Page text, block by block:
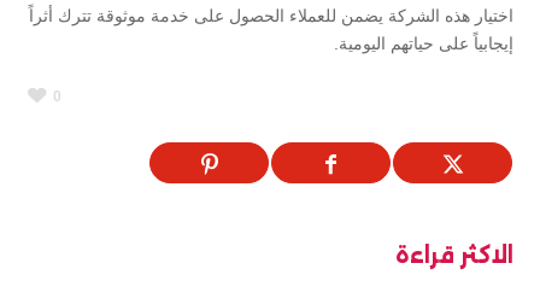
اختيار هذه الشركة يضمن للعملاء الحصول على خدمة موثوقة تترك أثراً
إيجابياً على حياتهم اليومية.
0
الاكثر قراءة